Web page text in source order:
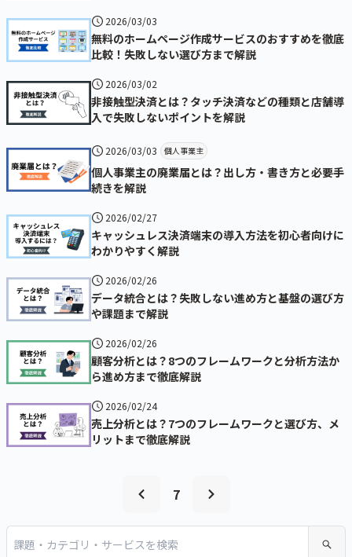
2026/03/03
無料のホームページ作成サービスのおすすめを徹底
比較！失敗しない選び方まで解説
2026/03/02
非接触型決済とは？タッチ決済などの種類と店舗導
入で失敗しないポイントを解説
2026/03/03 個人事業主
個人事業主の廃業届とは？出し方・書き方と必要手
続きを解説
2026/02/27
キャッシュレス決済端末の導入方法を初心者向けに
わかりやすく解説
2026/02/26
データ統合とは？失敗しない進め方と基盤の選び方
や課題まで解説
2026/02/26
顧客分析とは？8つのフレームワークと分析方法か
ら進め方まで徹底解説
2026/02/24
売上分析とは？7つのフレームワークと選び方、メ
リットまで徹底解説
7